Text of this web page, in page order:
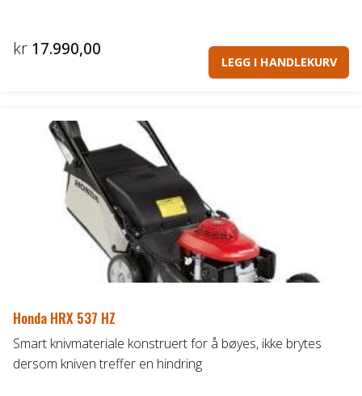
kr 17.990,00
LEGG I HANDLEKURV
Honda HRX 537 HZ
Smart knivmateriale konstruert for å bøyes, ikke brytes
dersom kniven treffer en hindring